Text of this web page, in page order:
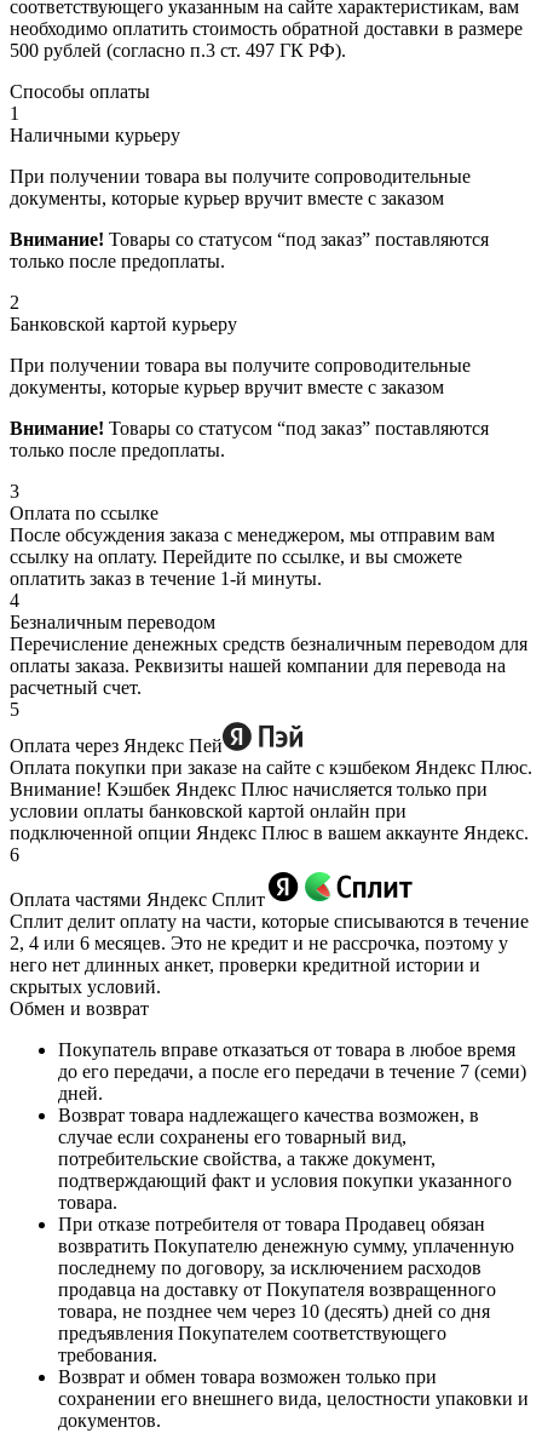
соответствующего указанным на сайте характеристикам, вам
необходимо оплатить стоимость обратной доставки в размере
500 рублей (согласно п.3 ст. 497 ГК РФ).
Способы оплаты
1
Наличными курьеру
При получении товара вы получите сопроводительные
документы, которые курьер вручит вместе с заказом
Внимание! Товары со статусом “под заказ” поставляются
только после предоплаты.
2
Банковской картой курьеру
При получении товара вы получите сопроводительные
документы, которые курьер вручит вместе с заказом
Внимание! Товары со статусом “под заказ” поставляются
только после предоплаты.
3
Оплата по ссылке
После обсуждения заказа с менеджером, мы отправим вам
ссылку на оплату. Перейдите по ссылке, и вы сможете
оплатить заказ в течение 1-й минуты.
4
Безналичным переводом
Перечисление денежных средств безналичным переводом для
оплаты заказа. Реквизиты нашей компании для перевода на
расчетный счет.
5
Оплата через Яндекс Пей
Оплата покупки при заказе на сайте с кэшбеком Яндекс Плюс.
Внимание! Кэшбек Яндекс Плюс начисляется только при
условии оплаты банковской картой онлайн при
подключенной опции Яндекс Плюс в вашем аккаунте Яндекс.
6
Оплата частями Яндекс Сплит
Сплит делит оплату на части, которые списываются в течение
2, 4 или 6 месяцев. Это не кредит и не рассрочка, поэтому у
него нет длинных анкет, проверки кредитной истории и
скрытых условий.
Обмен и возврат
Покупатель вправе отказаться от товара в любое время
до его передачи, а после его передачи в течение 7 (семи)
дней.
Возврат товара надлежащего качества возможен, в
случае если сохранены его товарный вид,
потребительские свойства, а также документ,
подтверждающий факт и условия покупки указанного
товара.
При отказе потребителя от товара Продавец обязан
возвратить Покупателю денежную сумму, уплаченную
последнему по договору, за исключением расходов
продавца на доставку от Покупателя возвращенного
товара, не позднее чем через 10 (десять) дней со дня
предъявления Покупателем соответствующего
требования.
Возврат и обмен товара возможен только при
сохранении его внешнего вида, целостности упаковки и
документов.